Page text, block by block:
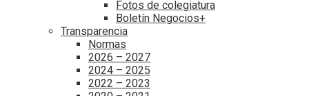
Fotos de colegiatura
Boletín Negocios+
Transparencia
Normas
2026 – 2027
2024 – 2025
2022 – 2023